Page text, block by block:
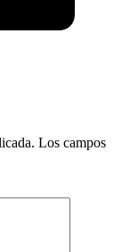
Los campos